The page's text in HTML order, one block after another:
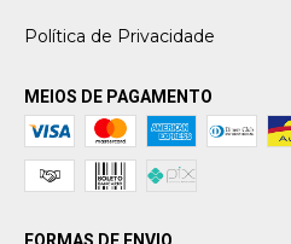
Política de Privacidade
MEIOS DE PAGAMENTO